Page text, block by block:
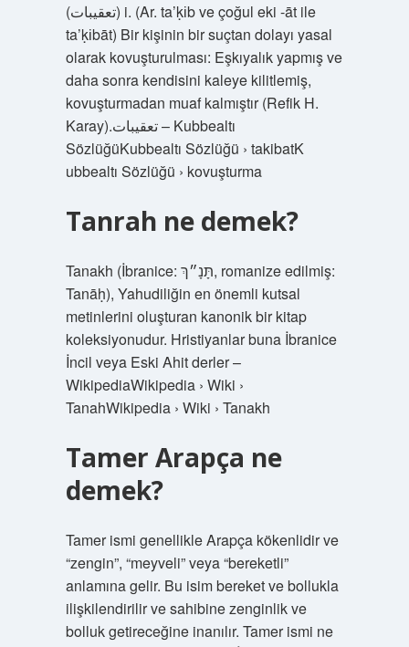
(ﺗﻌﻘﻴﺒﺎﺕ) i. (Ar. ta’ḳіb ve çoğul eki -āt ile
ta’ḳіbāt) Bir kişinin bir suçtan dolayı yasal
olarak kovuşturulması: Eşkıyalık yapmış ve
daha sonra kendisini kaleye kilitlemiş,
kovuşturmadan muaf kalmıştır (Refik H.
Karay).ﺗﻌﻘﻴﺒﺎﺕ – Kubbealtı
SözlüğüKubbealtı Sözlüğü › takibatK
ubbealtı Sözlüğü › kovuşturma
Tanrah ne demek?
Tanakh (İbranice: תָּנָ״ךְ, romanize edilmiş:
Tanāḥ), Yahudiliğin en önemli kutsal
metinlerini oluşturan kanonik bir kitap
koleksiyonudur. Hristiyanlar buna İbranice
İncil veya Eski Ahit derler – ​​
WikipediaWikipedia › Wiki ›
TanahWikipedia › Wiki › Tanakh
Tamer Arapça ne
demek?
Tamer ismi genellikle Arapça kökenlidir ve
“zengin”, “meyveli” veya “bereketli”
anlamına gelir. Bu isim bereket ve bollukla
ilişkilendirilir ve sahibine zenginlik ve
bolluk getireceğine inanılır. Tamer ismi ne